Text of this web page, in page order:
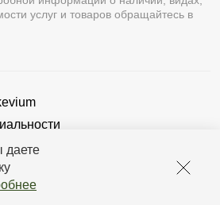
даете
услуг и товаров обращайтесь в